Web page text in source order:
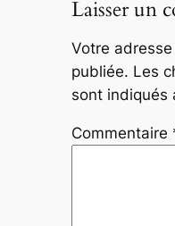
Laisser un
Votre
publiée. Les
sont indiqués
Commentaire